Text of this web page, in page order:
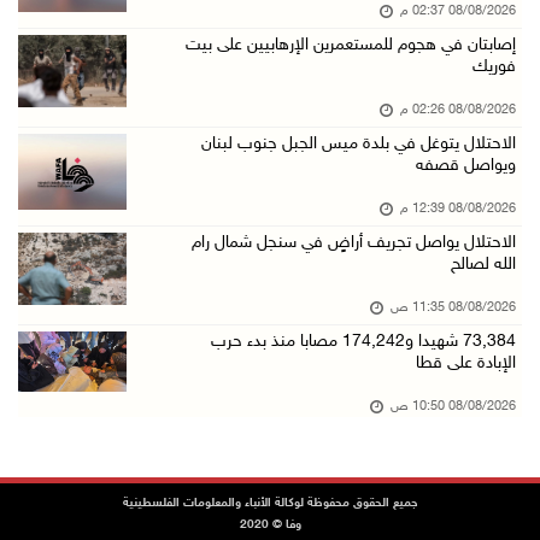
73,384 شهيدا و174,242 مصابا منذ بدء حرب الإبا ...
08/آب/2026 10:50 ص
قوات الاحتلال تجري تحقيقات ميدانية مع عشرات ا ...
08/آب/2026 10:18 ص
تقرير: خطاب الكراهية والتحريض يتصاعد في أوساط ...
08/آب/2026 09:38 ص
3 إصابات برصاص الاحتلال شمال خان يونس
ارتفاع أسعار النفط
08/08/2026 02:37 م
إصابتان في هجوم للمستعمرين الإرهابيين على بيت
فوريك
08/08/2026 02:26 م
الاحتلال يتوغل في بلدة ميس الجبل جنوب لبنان
ويواصل قصفه
08/08/2026 12:39 م
الاحتلال يواصل تجريف أراضٍ في سنجل شمال رام
الله لصالح
08/08/2026 11:35 ص
73,384 شهيدا و174,242 مصابا منذ بدء حرب
الإبادة على قطا
08/08/2026 10:50 ص
جميع الحقوق محفوظة لوكالة الأنباء والمعلومات الفلسطينية
وفا © 2020